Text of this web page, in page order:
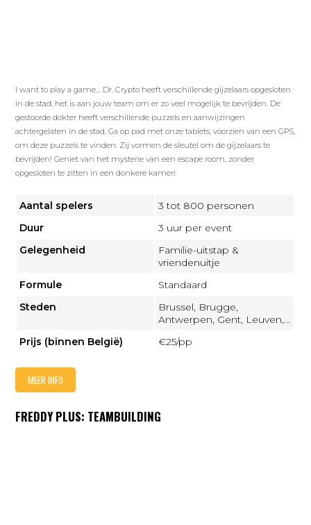
I want to play a game… Dr. Crypto heeft verschillende gijzelaars opgesloten
in de stad, het is aan jouw team om er zo veel mogelijk te bevrijden. De
gestoorde dokter heeft verschillende puzzels en aanwijzingen
achtergelaten in de stad. Ga op pad met onze tablets, voorzien van een GPS,
om deze puzzels te vinden. Zij vormen de sleutel om de gijzelaars te
bevrijden! Geniet van het mysterie van een escape room, zonder
opgesloten te zitten in een donkere kamer!
Aantal spelers
3 tot 800 personen
Duur
3 uur per event
Gelegenheid
Familie-uitstap &
vriendenuitje
Formule
Standaard
Steden
Brussel, Brugge,
Antwerpen, Gent, Leuven,...
Prijs (binnen België)
€25/pp
MEER INFO
FREDDY PLUS: TEAMBUILDING